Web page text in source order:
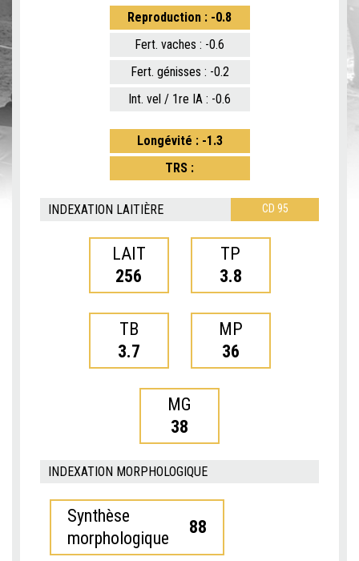
Reproduction : -0.8
Fert. vaches : -0.6
Fert. génisses : -0.2
Int. vel / 1re IA : -0.6
Longévité : -1.3
TRS :
INDEXATION LAITIÈRE CD 95
LAIT
256
TP
3.8
TB
3.7
MP
36
MG
38
INDEXATION MORPHOLOGIQUE
Synthèse
morphologique
88